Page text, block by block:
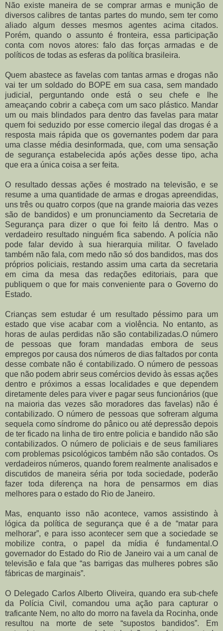
Não existe maneira de se comprar armas e munição de
diversos calibres de tantas partes do mundo, sem ter como
aliado algum desses mesmos agentes acima citados.
Porém, quando o assunto é fronteira, essa participação
conta com novos atores: falo das forças armadas e de
políticos de todas as esferas da política brasileira.
Quem abastece as favelas com tantas armas e drogas não
vai ter um soldado do BOPE em sua casa, sem mandado
judicial, perguntando onde está o seu chefe e lhe
ameaçando cobrir a cabeça com um saco plástico. Mandar
um ou mais blindados para dentro das favelas para matar
quem foi seduzido por esse comercio ilegal das drogas é a
resposta mais rápida que os governantes podem dar para
uma classe média desinformada, que, com uma sensação
de segurança estabelecida após ações desse tipo, acha
que era a única coisa a ser feita.
O resultado dessas ações é mostrado na televisão, e se
resume a uma quantidade de armas e drogas apreendidas,
uns três ou quatro corpos (que na grande maioria das vezes
são de bandidos) e um pronunciamento da Secretaria de
Segurança para dizer o que foi feito lá dentro. Mas o
verdadeiro resultado ninguém fica sabendo. A polícia não
pode falar devido à sua hierarquia militar. O favelado
também não fala, com medo não só dos bandidos, mas dos
próprios policiais, restando assim uma carta da secretaria
em cima da mesa das redações editoriais, para que
publiquem o que for mais conveniente para o Governo do
Estado.
Crianças sem estudar é um resultado péssimo para um
estado que vise acabar com a violência. No entanto, as
horas de aulas perdidas não são contabilizadas.O número
de pessoas que foram mandadas embora de seus
empregos por causa dos números de dias faltados por conta
desse combate não é contabilizado. O número de pessoas
que não podem abrir seus comércios devido às essas ações
dentro e próximos a essas localidades e que dependem
diretamente deles para viver e pagar seus funcionários (que
na maioria das vezes são moradores das favelas) não é
contabilizado. O número de pessoas que sofreram alguma
sequela como síndrome do pânico ou até depressão depois
de ter ficado na linha de tiro entre policia e bandido não são
contabilizados. O número de policiais e de seus familiares
com problemas psicológicos também não são contados. Os
verdadeiros números, quando forem realmente analisados e
discutidos de maneira séria por toda sociedade, poderão
fazer toda diferença na hora de pensarmos em dias
melhores para o estado do Rio de Janeiro.
Mas, enquanto isso não acontece, vamos assistindo à
lógica da política de segurança que é a de “matar para
melhorar”, e para isso acontecer sem que a sociedade se
mobilize contra, o papel da mídia é fundamental.O
governador do Estado do Rio de Janeiro vai a um canal de
televisão e fala que “as barrigas das mulheres pobres são
fábricas de marginais”.
O Delegado Carlos Alberto Oliveira, quando era sub-chefe
da Polícia Civil, comandou uma ação para capturar o
traficante Nem, no alto do morro na favela da Rocinha, onde
resultou na morte de sete “supostos bandidos”. Em